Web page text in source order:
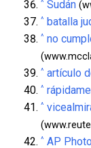
^ Sudán
^ batalla
^ no
^ artículo
^
^
^ AP